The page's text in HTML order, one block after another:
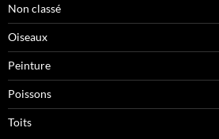
Non classé
Oiseaux
Peinture
Poissons
Toits